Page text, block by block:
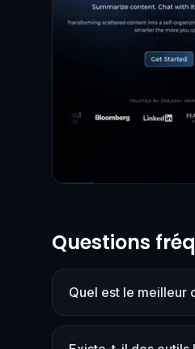
Questions
Quel est le meilleur